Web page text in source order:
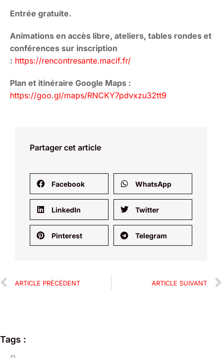
Entrée gratuite.
Animations en accès libre, ateliers, tables rondes et
conférences sur inscription
: https://rencontresante.macif.fr/
Plan et itinéraire Google Maps :
https://goo.gl/maps/RNCKY7pdvxzu32tt9
Partager cet article
Facebook WhatsApp
LinkedIn Twitter
Pinterest Telegram
ARTICLE PRÉCÉDENT ARTICLE SUIVANT
Tags :